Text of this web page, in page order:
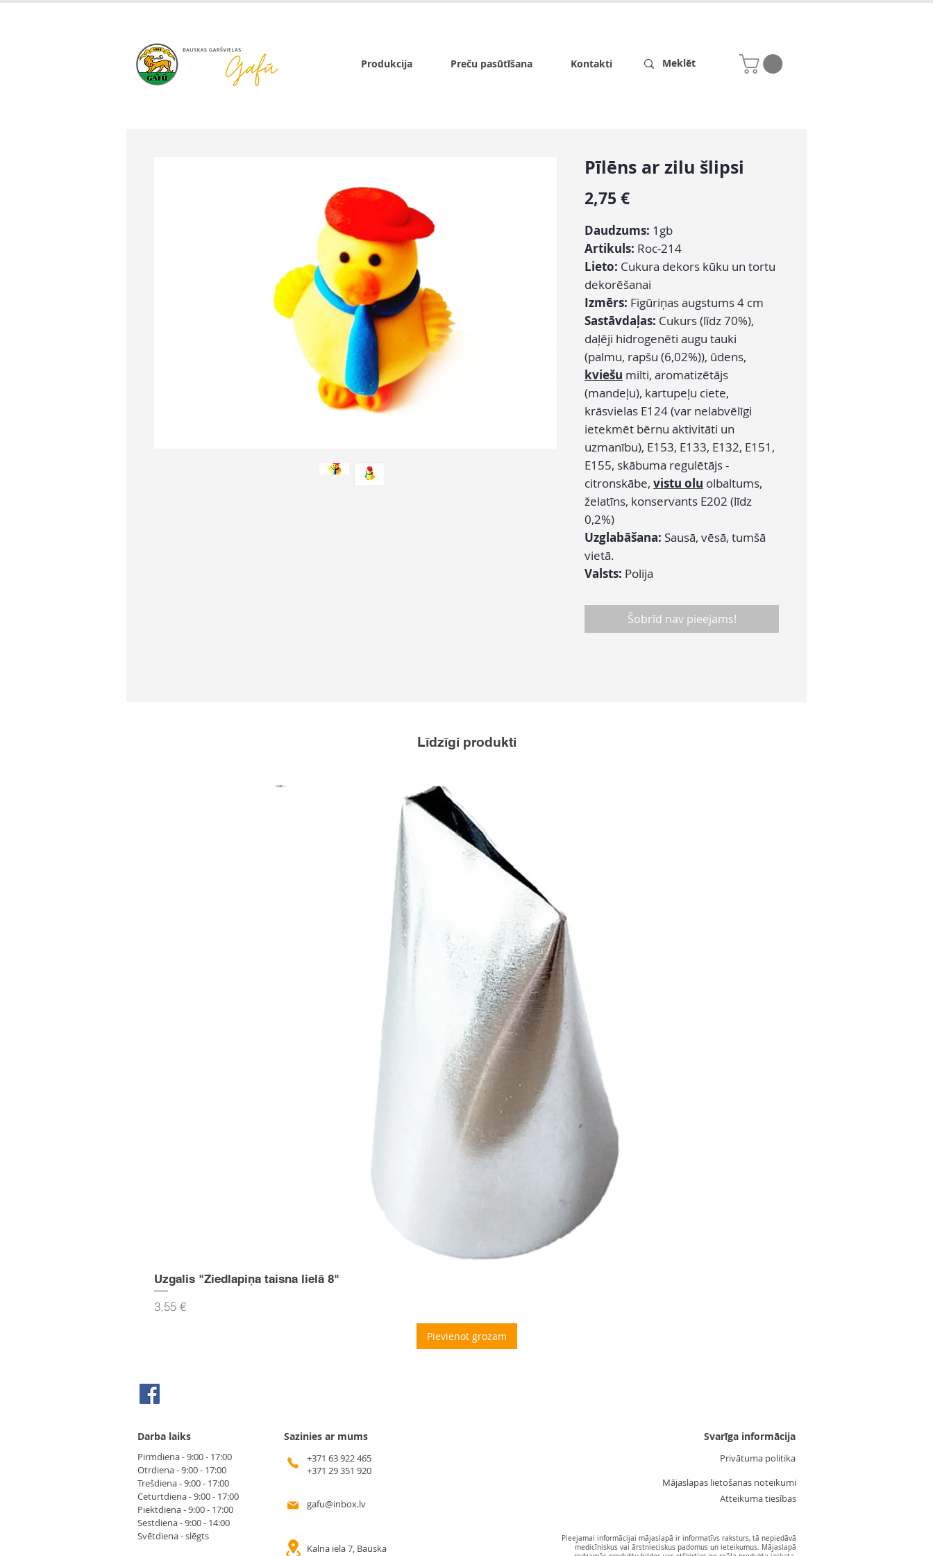
Produkcija Preču pasūtīšana Kontakti
Pīlēns ar zilu šlipsi
2,75 €Cena
Daudzums: 1gb
Artikuls: Roc-214
Lieto: Cukura dekors kūku un tortu
dekorēšanai
Izmērs: Figūriņas augstums 4 cm
Sastāvdaļas: Cukurs (līdz 70%),
daļēji hidrogenēti augu tauki
(palmu, rapšu (6,02%)), ūdens,
kviešu milti, aromatizētājs
(mandeļu), kartupeļu ciete,
krāsvielas E124 (var nelabvēlīgi
ietekmēt bērnu aktivitāti un
uzmanību), E153, E133, E132, E151,
E155, skābuma regulētājs -
citronskābe, vistu olu olbaltums,
želatīns, konservants E202 (līdz
0,2%)
Uzglabāšana: Sausā, vēsā, tumšā
vietā.
Valsts: Polija
Šobrīd nav pieejams!
Līdzīgi produkti
Uzgalis "Ziedlapiņa taisna lielā 8"
Cena
3,55 €
Pievienot grozam
Darba laiks
Pirmdiena - 9:00 - 17:00
Otrdiena - 9:00 - 17:00
Trešdiena - 9:00 - 17:00
Ceturtdiena - 9:00 - 17:00
Piektdiena - 9:00 - 17:00
Sestdiena - 9:00 - 14:00
Svētdiena - slēgts
Sazinies ar mums
+371 63 922 465
+371 29 351 920
gafu@inbox.lv
Kalna iela 7, Bauska
Svarīga informācija
Privātuma politika
Mājaslapas lietošanas noteikumi
Atteikuma tiesības
Pieejamai informācijai mājaslapā ir informatīvs raksturs, tā nepiedāvā
medicīniskus vai ārstnieciskus padomus un ieteikumus. Mājaslapā